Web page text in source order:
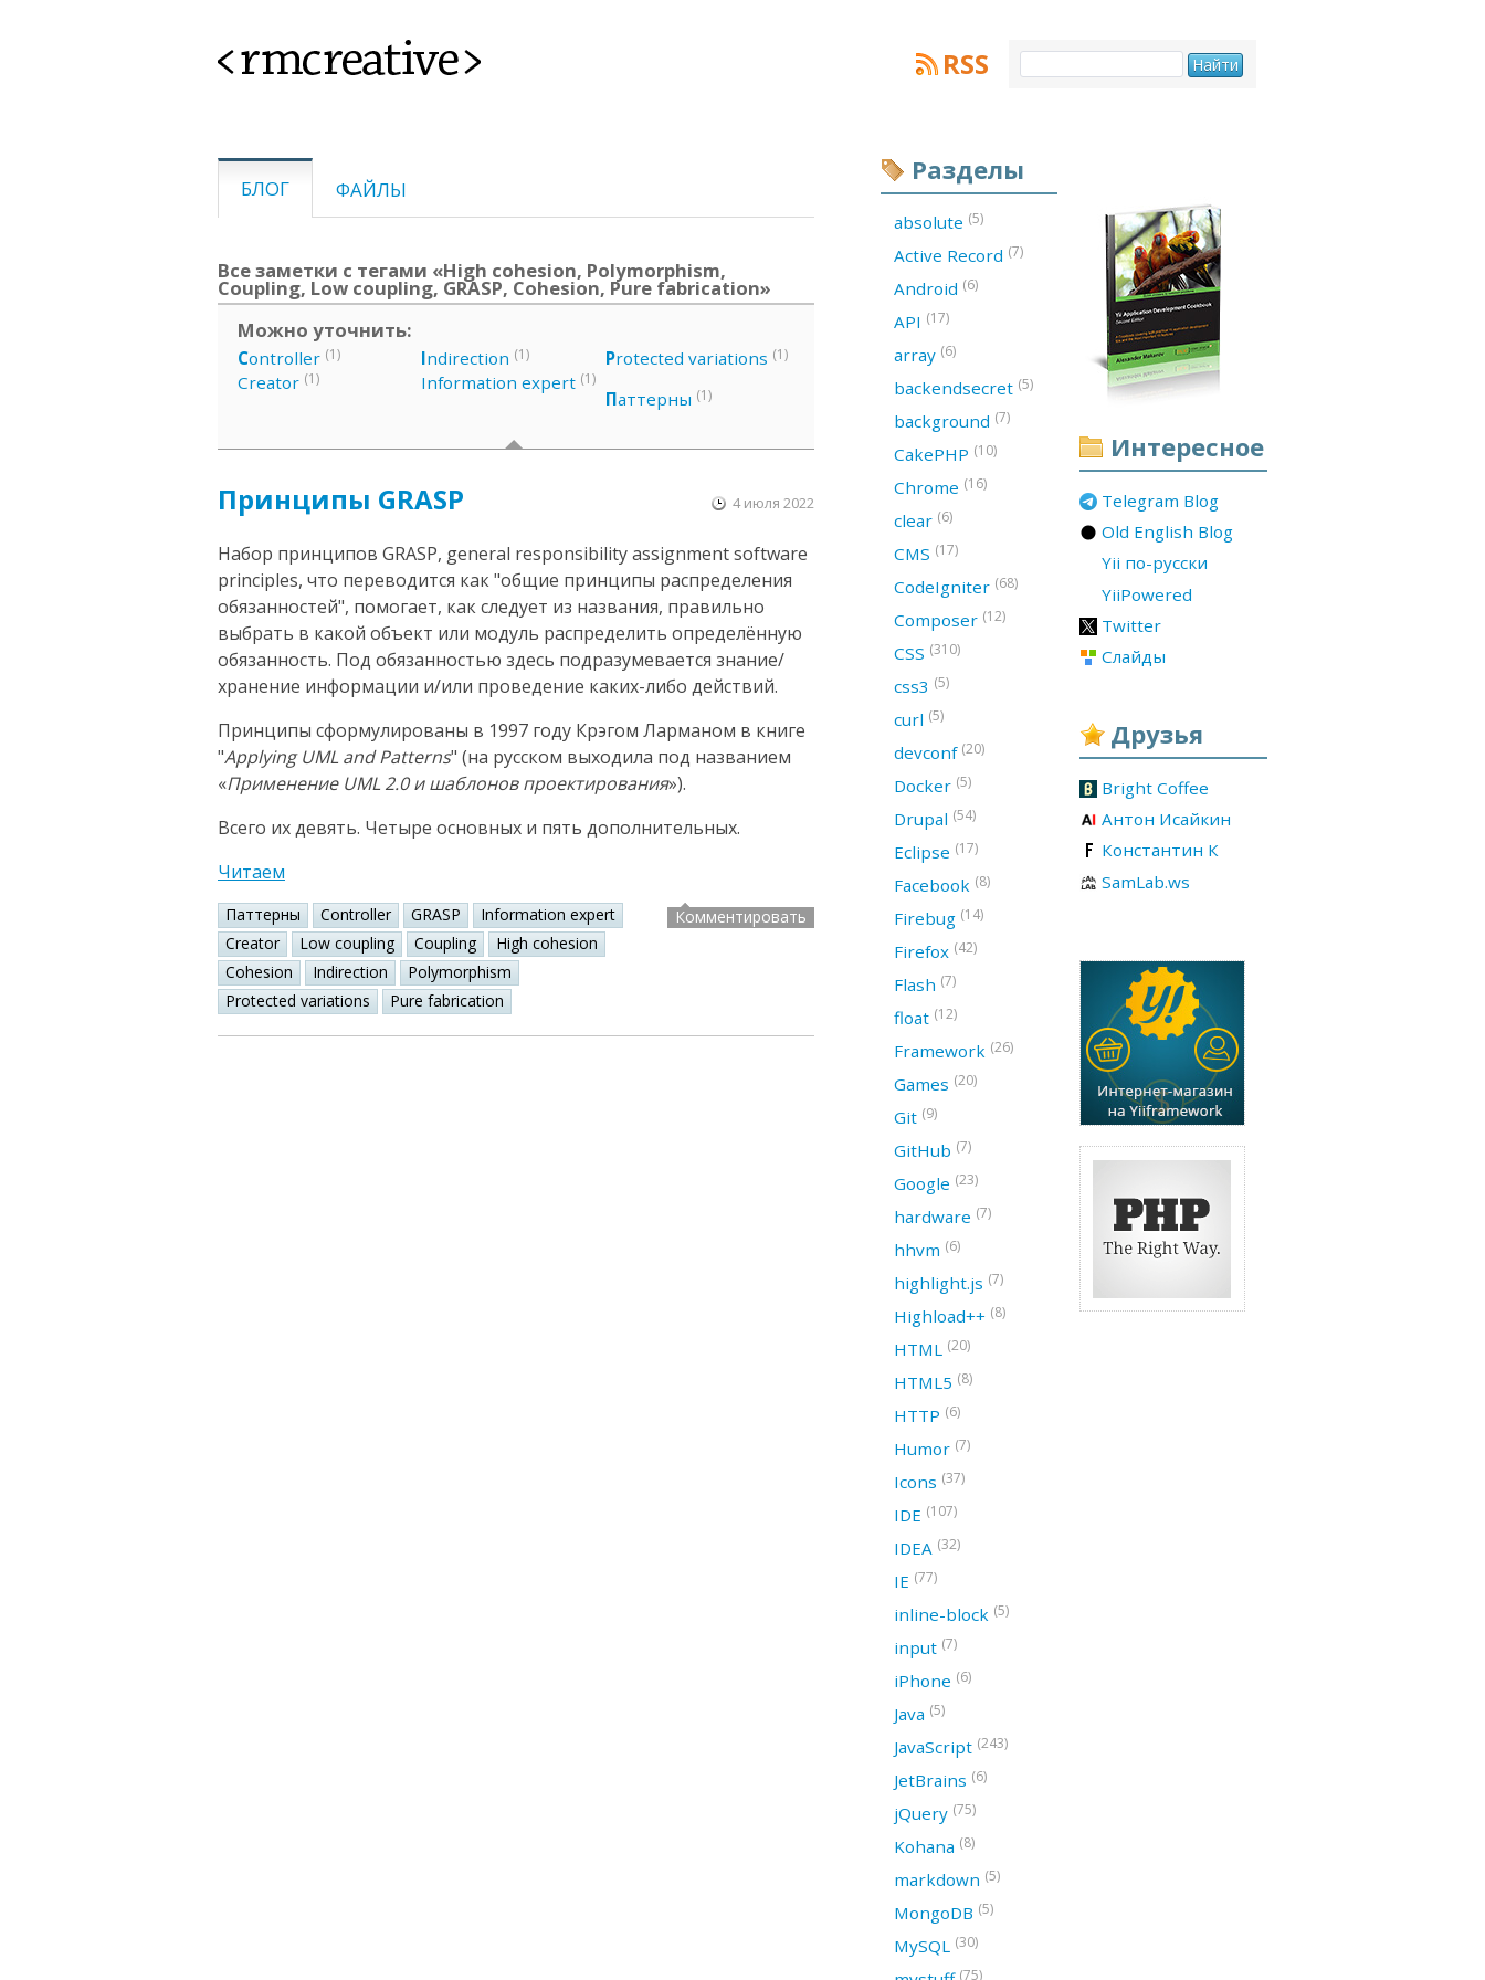
<rmcreative> RSS
БЛОГ ФАЙЛЫ
Все заметки с тегами «High cohesion, Polymorphism,
Coupling, Low coupling, GRASP, Cohesion, Pure fabrication»
Можно уточнить:
Controller (1)
Creator (1)
Indirection (1)
Information expert (1)
Protected variations (1)
Паттерны (1)
Принципы GRASP 4 июля 2022
Набор принципов GRASP, general responsibility assignment software
principles, что переводится как "общие принципы распределения
обязанностей", помогает, как следует из названия, правильно
выбрать в какой объект или модуль распределить определённую
обязанность. Под обязанностью здесь подразумевается знание/
хранение информации и/или проведение каких-либо действий.
Принципы сформулированы в 1997 году Крэгом Ларманом в книге
"Applying UML and Patterns" (на русском выходила под названием
«Применение UML 2.0 и шаблонов проектирования»).
Всего их девять. Четыре основных и пять дополнительных.
Читаем
Паттерны Controller GRASP
Information expert
Creator
Low coupling Coupling
High cohesion
Cohesion
Indirection
Polymorphism
Protected variations
Pure fabrication
Комментировать
Интересное
Telegram Blog
Old English Blog
Yii по-русски
YiiPowered
Twitter
Слайды
Друзья
Bright Coffee
Антон Исайкин
Константин К
SamLab.ws
Разделы
absolute (5)
Active Record (7)
Android (6)
API (17)
array (6)
backendsecret (5)
background (7)
CakePHP (10)
Chrome (16)
clear (6)
CMS (17)
CodeIgniter (68)
Composer (12)
CSS (310)
css3 (5)
curl (5)
devconf (20)
Docker (5)
Drupal (54)
Eclipse (17)
Facebook (8)
Firebug (14)
Firefox (42)
Flash (7)
float (12)
Framework (26)
Games (20)
Git (9)
GitHub (7)
Google (23)
hardware (7)
hhvm (6)
highlight.js (7)
Highload++ (8)
HTML (20)
HTML5 (8)
HTTP (6)
Humor (7)
Icons (37)
IDE (107)
IDEA (32)
IE (77)
inline-block (5)
input (7)
iPhone (6)
Java (5)
JavaScript (243)
JetBrains (6)
jQuery (75)
Kohana (8)
markdown (5)
MongoDB (5)
MySQL (30)
(75)